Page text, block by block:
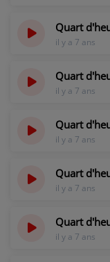
Quart
il y a 7 ans
Quart
il y a 7 ans
Quart
il y a 7 ans
Quart
il y a 7 ans
Quart
il y a 7 ans